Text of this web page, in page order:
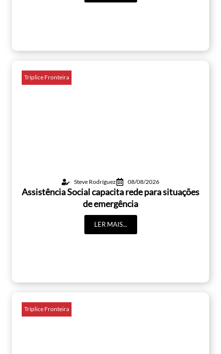
Tríplice Fronteira
Steve Rodríguez 08/08/2026
Assistência Social capacita rede para situações
de emergência
LER MAIS...
Tríplice Fronteira